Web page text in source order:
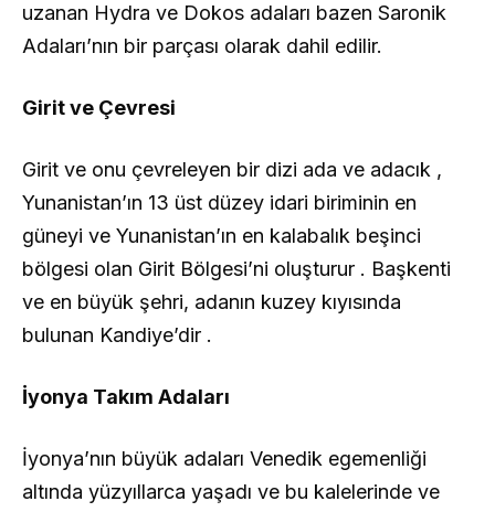
uzanan Hydra ve Dokos adaları bazen Saronik
Adaları’nın bir parçası olarak dahil edilir.
Girit ve Çevresi
Girit ve onu çevreleyen bir dizi ada ve adacık ,
Yunanistan’ın 13 üst düzey idari biriminin en
güneyi ve Yunanistan’ın en kalabalık beşinci
bölgesi olan Girit Bölgesi’ni oluşturur . Başkenti
ve en büyük şehri, adanın kuzey kıyısında
bulunan Kandiye’dir .
İyonya Takım Adaları
İyonya’nın büyük adaları Venedik egemenliği
altında yüzyıllarca yaşadı ve bu kalelerinde ve